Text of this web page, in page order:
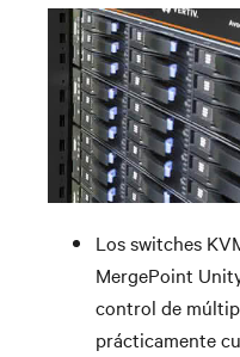
Los switches
MergePoint
control de
prácticamente